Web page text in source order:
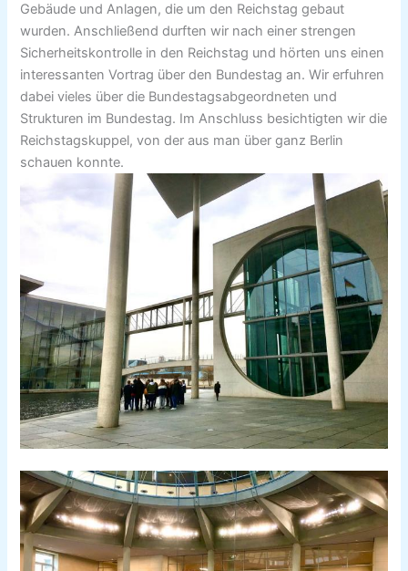
Gebäude und Anlagen, die um den Reichstag gebaut
wurden. Anschließend durften wir nach einer strengen
Sicherheitskontrolle in den Reichstag und hörten uns einen
interessanten Vortrag über den Bundestag an. Wir erfuhren
dabei vieles über die Bundestagsabgeordneten und
Strukturen im Bundestag. Im Anschluss besichtigten wir die
Reichstagskuppel, von der aus man über ganz Berlin
schauen konnte.